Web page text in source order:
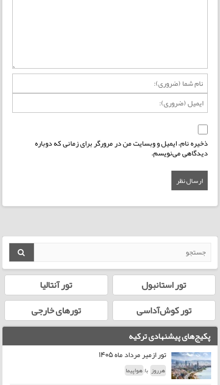
ذخیره نام، ایمیل و وبسایت من در مرورگر برای زمانی که دوباره
دیدگاهی می‌نویسم.
تور استانبول
تور آنتالیا
تور کوش‌آداسی
تورهای خارجی
پکیج‌های پیشنهادی ترکیه
تور ازمیر مرداد ماه 1405
هرروز با:هواپیما